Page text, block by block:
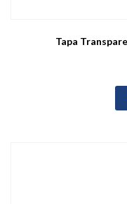
Tapa